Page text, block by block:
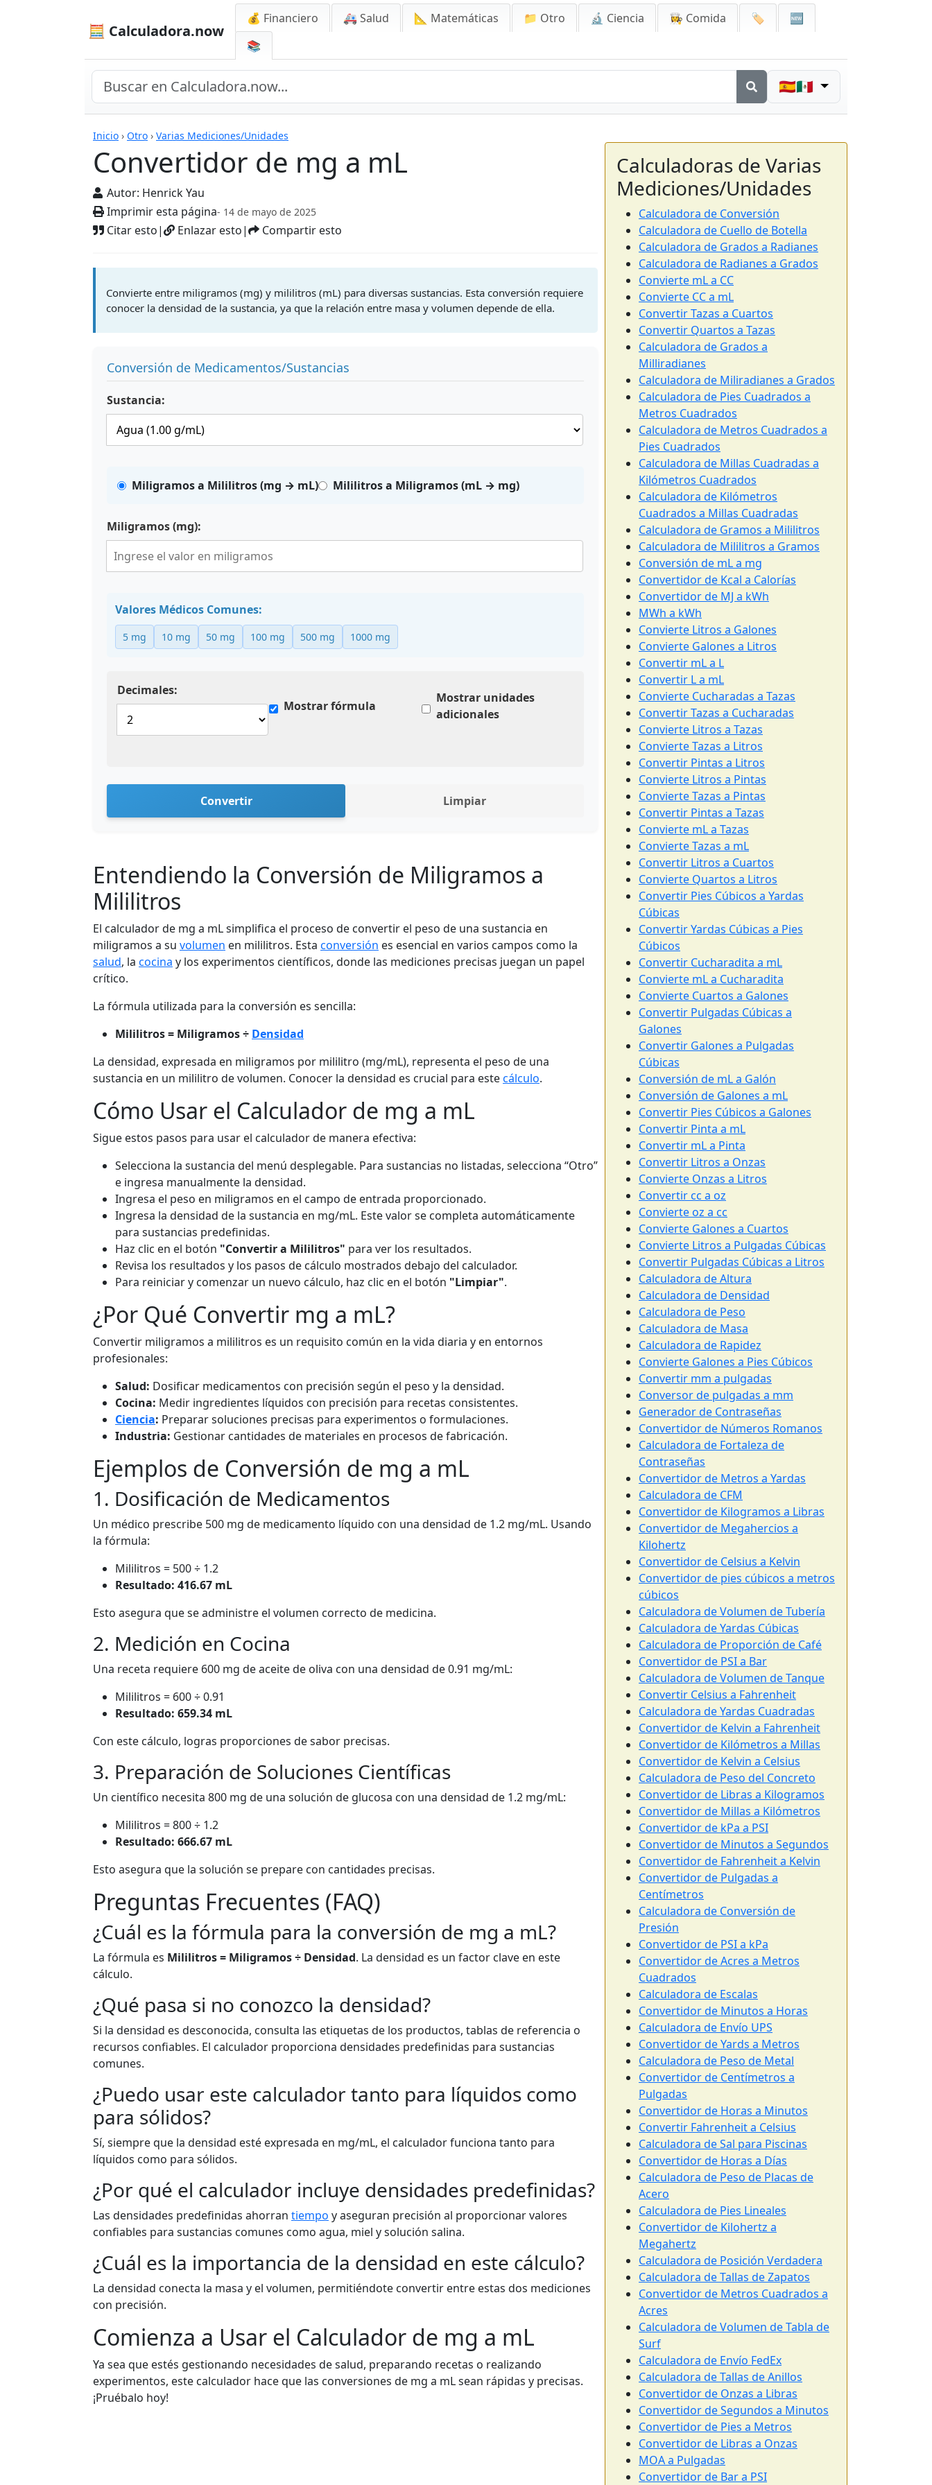
🧮 Calculadora.now
💰 Financiero 🚑 Salud 📐 Matemáticas 📁 Otro 🔬 Ciencia 👩‍🍳 Comida 🏷️
🆕
📚
🇪🇸🇲🇽
Inicio › Otro › Varias Mediciones/Unidades
Convertidor de mg a mL
Autor: Henrick Yau
Imprimir esta página- 14 de mayo de 2025
Citar esto| Enlazar esto| Compartir esto
Calculadoras
Convierte entre miligramos (mg) y mililitros (mL) para diversas sustancias. Esta conversión requiere
conocer la densidad de la sustancia, ya que la relación entre masa y volumen depende de ella.
Conversión de Medicamentos/Sustancias
Sustancia:
Miligramos a Mililitros (mg → mL) Mililitros a Miligramos (mL → mg)
Miligramos (mg):
Valores Médicos Comunes:
5 mg 10 mg 50 mg 100 mg 500 mg 1000 mg
Decimales:
Mostrar fórmula
Mostrar unidades
adicionales
Convertir Limpiar
Entendiendo la Conversión de Miligramos a
Mililitros
El calculador de mg a mL simplifica el proceso de convertir el peso de una sustancia en
miligramos a su volumen en mililitros. Esta conversión es esencial en varios campos como la
salud, la cocina y los experimentos científicos, donde las mediciones precisas juegan un papel
crítico.
La fórmula utilizada para la conversión es sencilla:
Mililitros = Miligramos ÷ Densidad
La densidad, expresada en miligramos por mililitro (mg/mL), representa el peso de una
sustancia en un mililitro de volumen. Conocer la densidad es crucial para estecálculo.
Cómo Usar el Calculador de mg a mL
Sigue estos pasos para usar el calculador de manera efectiva:
Selecciona la sustancia del menú desplegable. Para sustancias no listadas, selecciona “Otro”
e ingresa manualmente la densidad.
Ingresa el peso en miligramos en el campo de entrada proporcionado.
Ingresa la densidad de la sustancia en mg/mL. Este valor se completa automáticamente
para sustancias predefinidas.
Haz clic en el botón "Convertir a Mililitros" para ver los resultados.
Revisa los resultados y los pasos de cálculo mostrados debajo del calculador.
Para reiniciar y comenzar un nuevo cálculo, haz clic en el botón "Limpiar".
¿Por Qué Convertir mg a mL?
Convertir miligramos a mililitros es un requisito común en la vida diaria y en entornos
profesionales:
Salud: Dosificar medicamentos con precisión según el peso y la densidad.
Cocina: Medir ingredientes líquidos con precisión para recetas consistentes.
Ciencia: Preparar soluciones precisas para experimentos o formulaciones.
Industria: Gestionar cantidades de materiales en procesos de fabricación.
Ejemplos de Conversión de mg a mL
1. Dosificación de Medicamentos
Un médico prescribe 500 mg de medicamento líquido con una densidad de 1.2 mg/mL. Usando
la fórmula:
Mililitros = 500 ÷ 1.2
Resultado: 416.67 mL
Esto asegura que se administre el volumen correcto de medicina.
2. Medición en Cocina
Una receta requiere 600 mg de aceite de oliva con una densidad de 0.91 mg/mL:
Mililitros = 600 ÷ 0.91
Resultado: 659.34 mL
Con este cálculo, logras proporciones de sabor precisas.
3. Preparación de Soluciones Científicas
Un científico necesita 800 mg de una solución de glucosa con una densidad de 1.2 mg/mL:
Mililitros = 800 ÷ 1.2
Resultado: 666.67 mL
Esto asegura que la solución se prepare con cantidades precisas.
Preguntas Frecuentes (FAQ)
¿Cuál es la fórmula para la conversión de mg a mL?
La fórmula es Mililitros = Miligramos ÷ Densidad. La densidad es un factor clave en este
cálculo.
¿Qué pasa si no conozco la densidad?
Si la densidad es desconocida, consulta las etiquetas de los productos, tablas de referencia o
recursos confiables. El calculador proporciona densidades predefinidas para sustancias
comunes.
¿Puedo usar este calculador tanto para líquidos como
para sólidos?
Sí, siempre que la densidad esté expresada en mg/mL, el calculador funciona tanto para
líquidos como para sólidos.
¿Por qué el calculador incluye densidades predefinidas?
Las densidades predefinidas ahorran tiempo y aseguran precisión al proporcionar valores
confiables para sustancias comunes como agua, miel y solución salina.
¿Cuál es la importancia de la densidad en este cálculo?
La densidad conecta la masa y el volumen, permitiéndote convertir entre estas dos mediciones
con precisión.
Comienza a Usar el Calculador de mg a mL
Ya sea que estés gestionando necesidades de salud, preparando recetas o realizando
experimentos, este calculador hace que las conversiones de mg a mL sean rápidas y precisas.
¡Pruébalo hoy!
Calculadoras de Varias
Mediciones/Unidades
Calculadora de Conversión
Calculadora de Cuello de Botella
Calculadora de Grados a Radianes
Calculadora de Radianes a Grados
Convierte mL a CC
Convierte CC a mL
Convertir Tazas a Cuartos
Convertir Quartos a Tazas
Calculadora de Grados a
Milliradianes
Calculadora de Miliradianes a Grados
Calculadora de Pies Cuadrados a
Metros Cuadrados
Calculadora de Metros Cuadrados a
Pies Cuadrados
Calculadora de Millas Cuadradas a
Kilómetros Cuadrados
Calculadora de Kilómetros
Cuadrados a Millas Cuadradas
Calculadora de Gramos a Mililitros
Calculadora de Mililitros a Gramos
Conversión de mL a mg
Convertidor de Kcal a Calorías
Convertidor de MJ a kWh
MWh a kWh
Convierte Litros a Galones
Convierte Galones a Litros
Convertir mL a L
Convertir L a mL
Convierte Cucharadas a Tazas
Convertir Tazas a Cucharadas
Convierte Litros a Tazas
Convierte Tazas a Litros
Convertir Pintas a Litros
Convierte Litros a Pintas
Convierte Tazas a Pintas
Convertir Pintas a Tazas
Convierte mL a Tazas
Convierte Tazas a mL
Convertir Litros a Cuartos
Convierte Quartos a Litros
Convertir Pies Cúbicos a Yardas
Cúbicas
Convertir Yardas Cúbicas a Pies
Cúbicos
Convertir Cucharadita a mL
Convierte mL a Cucharadita
Convierte Cuartos a Galones
Convertir Pulgadas Cúbicas a
Galones
Convertir Galones a Pulgadas
Cúbicas
Conversión de mL a Galón
Conversión de Galones a mL
Convertir Pies Cúbicos a Galones
Convertir Pinta a mL
Convertir mL a Pinta
Convertir Litros a Onzas
Convierte Onzas a Litros
Convertir cc a oz
Convierte oz a cc
Convierte Galones a Cuartos
Convierte Litros a Pulgadas Cúbicas
Convertir Pulgadas Cúbicas a Litros
Calculadora de Altura
Calculadora de Densidad
Calculadora de Peso
Calculadora de Masa
Calculadora de Rapidez
Convierte Galones a Pies Cúbicos
Convertir mm a pulgadas
Conversor de pulgadas a mm
Generador de Contraseñas
Convertidor de Números Romanos
Calculadora de Fortaleza de
Contraseñas
Convertidor de Metros a Yardas
Calculadora de CFM
Convertidor de Kilogramos a Libras
Convertidor de Megahercios a
Kilohertz
Convertidor de Celsius a Kelvin
Convertidor de pies cúbicos a metros
cúbicos
Calculadora de Volumen de Tubería
Calculadora de Yardas Cúbicas
Calculadora de Proporción de Café
Convertidor de PSI a Bar
Calculadora de Volumen de Tanque
Convertir Celsius a Fahrenheit
Calculadora de Yardas Cuadradas
Convertidor de Kelvin a Fahrenheit
Convertidor de Kilómetros a Millas
Convertidor de Kelvin a Celsius
Calculadora de Peso del Concreto
Convertidor de Libras a Kilogramos
Convertidor de Millas a Kilómetros
Convertidor de kPa a PSI
Convertidor de Minutos a Segundos
Convertidor de Fahrenheit a Kelvin
Convertidor de Pulgadas a
Centímetros
Calculadora de Conversión de
Presión
Convertidor de PSI a kPa
Convertidor de Acres a Metros
Cuadrados
Calculadora de Escalas
Convertidor de Minutos a Horas
Calculadora de Envío UPS
Convertidor de Yards a Metros
Calculadora de Peso de Metal
Convertidor de Centímetros a
Pulgadas
Convertidor de Horas a Minutos
Convertir Fahrenheit a Celsius
Calculadora de Sal para Piscinas
Convertidor de Horas a Días
Calculadora de Peso de Placas de
Acero
Calculadora de Pies Lineales
Convertidor de Kilohertz a
Megahertz
Calculadora de Posición Verdadera
Calculadora de Tallas de Zapatos
Convertidor de Metros Cuadrados a
Acres
Calculadora de Volumen de Tabla de
Surf
Calculadora de Envío FedEx
Calculadora de Tallas de Anillos
Convertidor de Onzas a Libras
Convertidor de Segundos a Minutos
Convertidor de Pies a Metros
Convertidor de Libras a Onzas
MOA a Pulgadas
Convertidor de Bar a PSI